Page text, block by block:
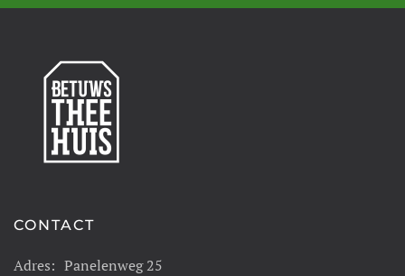
CONTACT
Adres: Panelenweg 25